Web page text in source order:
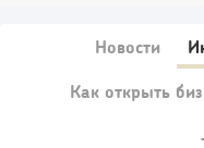
Новости
Как открыть